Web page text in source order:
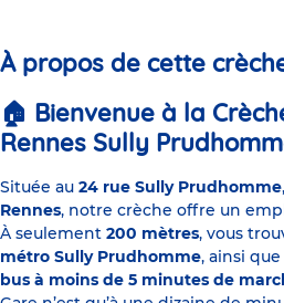
À propos de cette
🏠 Bienvenue à la
Rennes Sully
Située au 24 rue Sully Prudhomme
Rennes, notre crèche offre un
À seulement 200 mètres, vous
métro Sully Prudhomme, ainsi que
bus à moins de 5 minutes de